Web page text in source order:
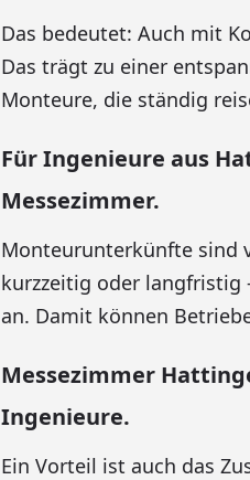
Das bedeutet: Auch mit
Das trägt zu einer
Monteure, die ständig
Für Ingenieure aus
Messezimmer.
Monteurunterkünfte sind
kurzzeitig oder langfristig
an. Damit können
Messezimmer
Ingenieure.
Ein Vorteil ist auch das